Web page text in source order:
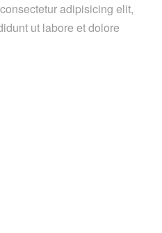
adipisicing elit,
ut labore et dolore